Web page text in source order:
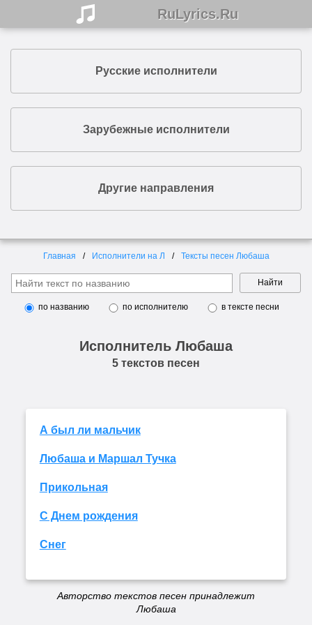
RuLyrics.Ru
Русские исполнители
Зарубежные исполнители
Другие направления
Главная Исполнители на Л Тексты песен Любаша
Найти
по названию по исполнителю в тексте песни
Исполнитель Любаша
5 текстов песен
А был ли мальчик
Любаша и Маршал Тучка
Прикольная
С Днем рождения
Снег
Авторство текстов песен принадлежит
Любаша